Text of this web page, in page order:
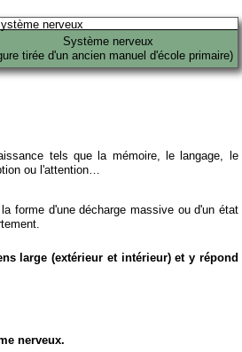
Système nerveux
tirée d'un ancien manuel d'école primaire)
tels que la mémoire, le langage, le
ou l'attention…
forme d'une décharge massive ou d'un état
large (extérieur et intérieur) et y répond
nerveux.